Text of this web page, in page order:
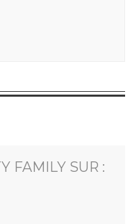
FAMILY SUR :